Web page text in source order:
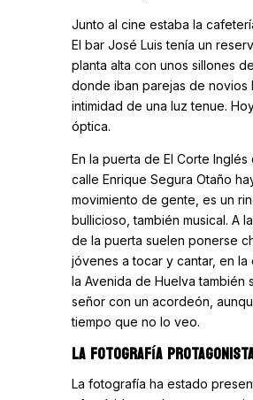
Junto al cine estaba la
El bar José Luis tenía un
planta alta con unos sillones
donde iban parejas de novios
intimidad de una luz tenue.
óptica.
En la puerta de El Corte Inglés
calle Enrique Segura Otaño
movimiento de gente, es un
bullicioso, también musical. A
de la puerta suelen ponerse
jóvenes a tocar y cantar, en la
la Avenida de Huelva también
señor con un acordeón,
tiempo que no lo veo.
LA FOTOGRAFÍA
La fotografía ha estado